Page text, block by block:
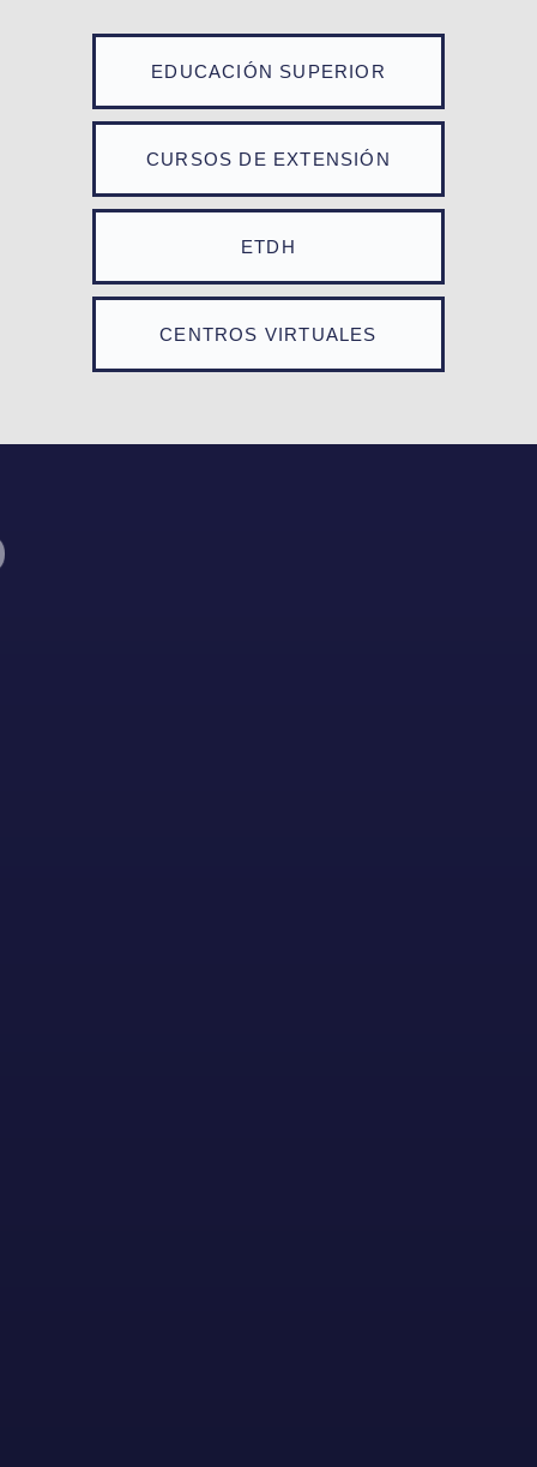
EDUCACIÓN SUPERIOR
CURSOS DE EXTENSIÓN
ETDH
CENTROS VIRTUALES